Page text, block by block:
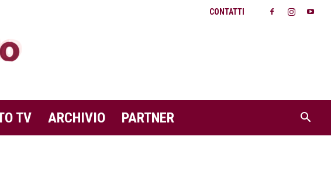
CONTATTI
TV ARCHIVIO PARTNER